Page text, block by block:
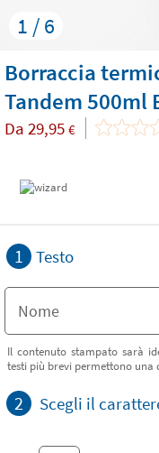
1 / 6
Borraccia
Tandem 500ml
Da 29,95 €
1 Testo
Il contenuto stampato sarà
testi più brevi permettono
2 Scegli il